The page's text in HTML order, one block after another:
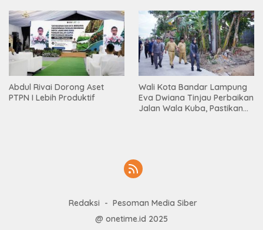
Masyarakat
Abdul Rivai Dorong Aset
PTPN I Lebih Produktif
Wali Kota Bandar Lampung
Eva Dwiana Tinjau Perbaikan
Jalan Wala Kuba, Pastikan
Redaksi
Pesoman Media Siber
@ onetime.id 2025